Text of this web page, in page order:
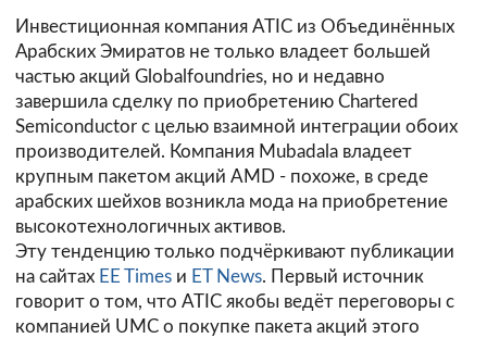
Инвестиционная компания ATIC из Объединённых
Арабских Эмиратов не только владеет большей
частью акций Globalfoundries, но и недавно
завершила сделку по приобретению Chartered
Semiconductor с целью взаимной интеграции обоих
производителей. Компания Mubadala владеет
крупным пакетом акций AMD - похоже, в среде
арабских шейхов возникла мода на приобретение
высокотехнологичных активов.
Эту тенденцию только подчёркивают публикации
на сайтах EE Times и ET News. Первый источник
говорит о том, что ATIC якобы ведёт переговоры с
компанией UMC о покупке пакета акций этого